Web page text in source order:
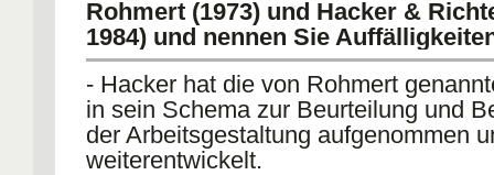
Rohmert (1973) und Hacker &
1984) und nennen Sie
- Hacker hat die von Rohmert
in sein Schema zur Beurteilung und
der Arbeitsgestaltung aufgenommen
weiterentwickelt.